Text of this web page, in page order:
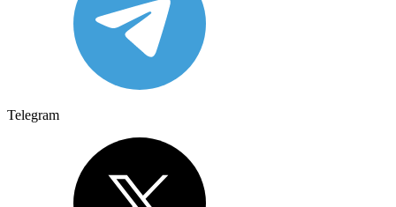
Telegram